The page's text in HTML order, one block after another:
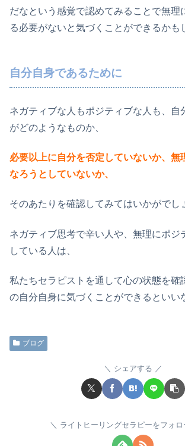
だなという感覚で認めてみることで無理
る必要がないと気づくことができるかも
自分自身であるために
ネガティブな人もポジティブな人も、自
がどのようなものか、
必要以上に自分を否定していないか、無
なろうとしていないか、
そのあたりを確認してみてはいかがでし
ネガティブ思考で辛い人や、無理にポジ
している人は、
私たちセラピストを通して心の状態を確
の自分自身に気づくことができるといい
ブログ
シェアする
ライトヒーリングセラピーをフォロ